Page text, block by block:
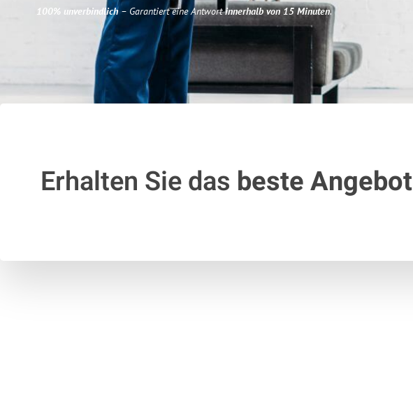
100% unverbindlich– Garantiert eine Antwortinnerhalb von 15 Minuten.
Erhalten Sie das beste Angebot